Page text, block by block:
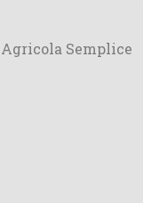
Semplice